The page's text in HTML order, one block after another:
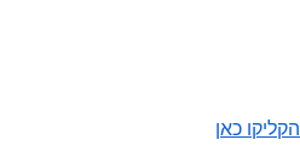
הקליקו כאן